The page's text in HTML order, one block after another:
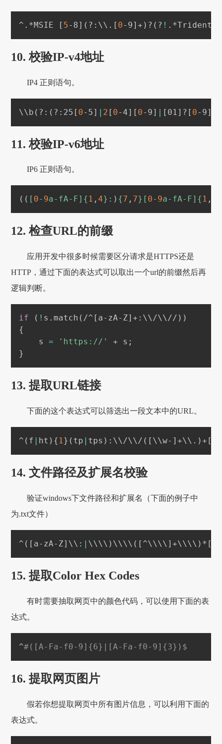
^.*MSIE [ 5-8] ( ?: \\ . [ 0-9]+ ) ? ( ? ! .*Trident
10. 校验IP-v4地址
IP4 正则语句。
\\b ( ?: ( ?:25 [ 0-5] | 2 [ 0-4] [ 0-9] | [ 01 ] ? [ 0-9]
11. 校验IP-v6地址
IP6 正则语句。
(( [ 0- 9a- fA- F]{ 1 ,4} : ) {7 , 7}[ 0- 9a- fA- F]{ 1 ,
12. 检查URL的前缀
应用开发中很多时候需要区分请求是HTTPS还是
HTTP，通过下面的表达式可以取出一个url的前缀然后再
逻辑判断。
if ( ! s.match ( /^ [ a-zA-Z]+: \\/\\// ))
{
    s
= 'https://' + s ;
}
13. 提取URL链接
下面的这个表达式可以筛选出一段文本中的URL。
^ ( f | ht ) { 1} ( tp | tps ) : \\/\\/ ( [ \\w- ]+\\ . )+ [
14. 文件路径及扩展名校验
验证windows下文件路径和扩展名（下面的例子中
为.txt文件）
^ ( [ a-zA-Z] \\ : | \\\\ ) \\\\ ( [ ^\\\\ ]+\\\\ ) * [
15. 提取Color Hex Codes
有时需要抽取网页中的颜色代码，可以使用下面的表
达式。
^#([A-Fa-f0-9]{6}|[A-Fa-f0-9]{3})$
16. 提取网页图片
假若你想提取网页中所有图片信息，可以利用下面的
表达式。